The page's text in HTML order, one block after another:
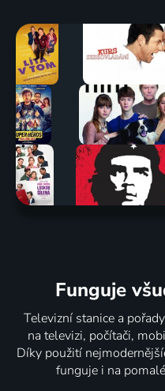
Funguje
Televizní stanice a
na televizi, počítači,
Díky použití
funguje i na